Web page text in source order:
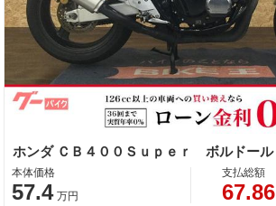
ホンダ ＣＢ４００Ｓｕｐｅｒ ボルドール
本体価格
57.4 万円
支払総額
67.86